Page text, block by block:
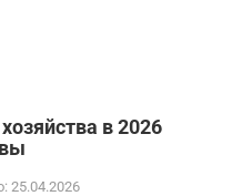
в 2026
25.04.2026